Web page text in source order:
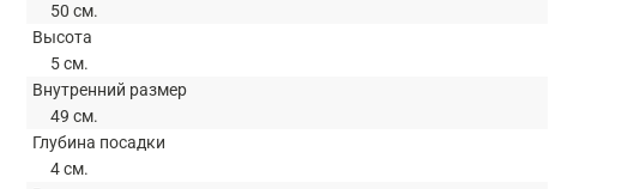
50 см.
Высота
5 см.
Внутренний размер
49 см.
Глубина посадки
4 см.